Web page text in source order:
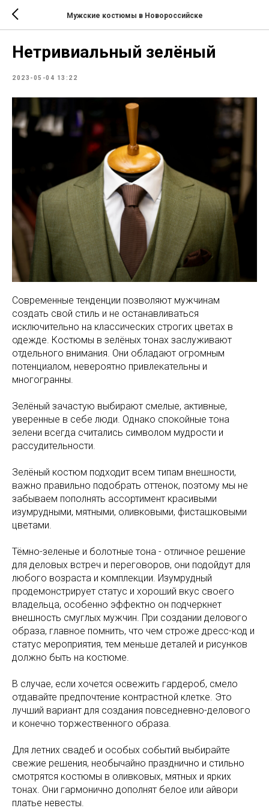
Мужские костюмы в Новороссийске
Нетривиальный зелёный
2023-05-04 13:22
Современные тенденции позволяют мужчинам
создать свой стиль и не останавливаться
исключительно на классических строгих цветах в
одежде. Костюмы в зелёных тонах заслуживают
отдельного внимания. Они обладают огромным
потенциалом, невероятно привлекательны и
многогранны.
Зелёный зачастую выбирают смелые, активные,
уверенные в себе люди. Однако спокойные тона
зелени всегда считались символом мудрости и
рассудительности.
Зелёный костюм подходит всем типам внешности,
важно правильно подобрать оттенок, поэтому мы не
забываем пополнять ассортимент красивыми
изумрудными, мятными, оливковыми, фисташковыми
цветами.
Тёмно-зеленые и болотные тона - отличное решение
для деловых встреч и переговоров, они подойдут для
любого возраста и комплекции. Изумрудный
продемонстрирует статус и хороший вкус своего
владельца, особенно эффектно он подчеркнет
внешность смуглых мужчин. При создании делового
образа, главное помнить, что чем строже дресс-код и
статус мероприятия, тем меньше деталей и рисунков
должно быть на костюме.
В случае, если хочется освежить гардероб, смело
отдавайте предпочтение контрастной клетке. Это
лучший вариант для создания повседневно-делового
и конечно торжественного образа.
Для летних свадеб и особых событий выбирайте
свежие решения, необычайно празднично и стильно
смотрятся костюмы в оливковых, мятных и ярких
тонах. Они гармонично дополнят белое или айвори
платье невесты.